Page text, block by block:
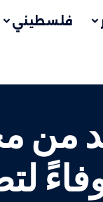
فلسطيني
من